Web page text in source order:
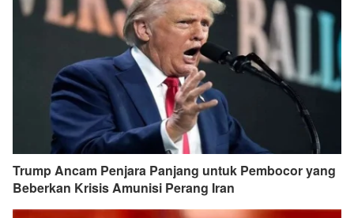
Trump Ancam Penjara Panjang untuk Pembocor yang
Beberkan Krisis Amunisi Perang Iran